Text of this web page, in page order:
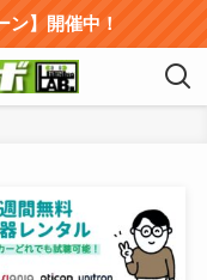
ン】開催中！